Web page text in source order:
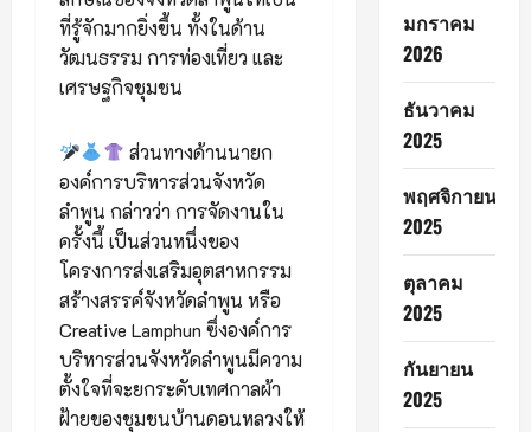
ที่รู้จักมากยิ่งขึ้น ทั้งในด้าน
วัฒนธรรม การท่องเที่ยว และ
เศรษฐกิจชุมชน
ส่วนทางด้านนายก
องค์การบริหารส่วนจังหวัด
ลำพูน กล่าวว่า การจัดงานใน
ครั้งนี้ เป็นส่วนหนึ่งของ
โครงการส่งเสริมอุตสาหกรรม
สร้างสรรค์จังหวัดลำพูน หรือ
Creative Lamphun ซึ่งองค์การ
บริหารส่วนจังหวัดลำพูนมีความ
ตั้งใจที่จะยกระดับเทศกาลผ้า
ฝ้ายของชุมชนบ้านดอนหลวงให้
มกราคม
2026
ธันวาคม
2025
พฤศจิกายน
2025
ตุลาคม
2025
กันยายน
2025